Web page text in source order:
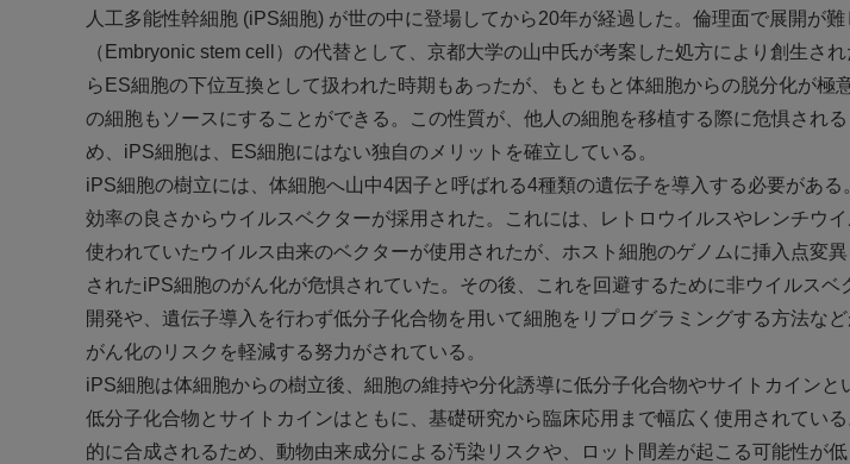
人工多能性幹細胞 (iPS細胞) が世の中に登場してから20年が経過した。倫理面で展開が
（Embryonic stem cell）の代替として、京都大学の山中氏が考案した処方により創生さ
らES細胞の下位互換として扱われた時期もあったが、もともと体細胞からの脱分化が極
の細胞もソースにすることができる。この性質が、他人の細胞を移植する際に危惧され
め、iPS細胞は、ES細胞にはない独自のメリットを確立している。
iPS細胞の樹立には、体細胞へ山中4因子と呼ばれる4種類の遺伝子を導入する必要がある
効率の良さからウイルスベクターが採用された。これには、レトロウイルスやレンチウ
使われていたウイルス由来のベクターが使用されたが、ホスト細胞のゲノムに挿入点変
されたiPS細胞のがん化が危惧されていた。その後、これを回避するために非ウイルス
開発や、遺伝子導入を行わず低分子化合物を用いて細胞をリプログラミングする方法な
がん化のリスクを軽減する努力がされている。
iPS細胞は体細胞からの樹立後、細胞の維持や分化誘導に低分子化合物やサイトカインと
低分子化合物とサイトカインはともに、基礎研究から臨床応用まで幅広く使用されてい
的に合成されるため、動物由来成分による汚染リスクや、ロット間差が起こる可能性が